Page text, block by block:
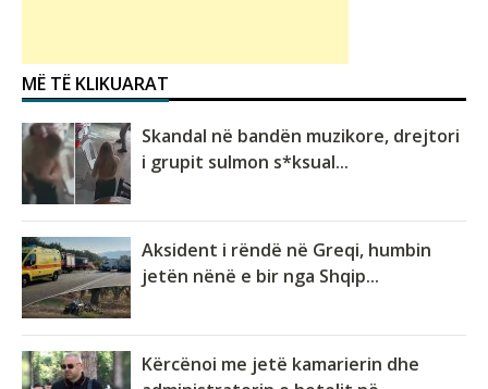
MË TË KLIKUARAT
Skandal në bandën muzikore, drejtori
i grupit sulmon s*ksual...
Aksident i rëndë në Greqi, humbin
jetën nënë e bir nga Shqip...
Kërcënoi me jetë kamarierin dhe